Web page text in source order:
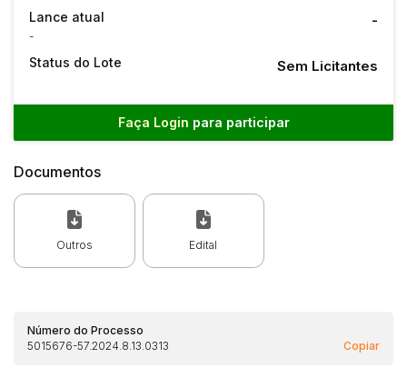
Lance atual
-
-
Status do Lote Sem Licitantes
Faça Login para participar
Documentos
Outros Edital
Número do Processo
5015676-57.2024.8.13.0313
Copiar